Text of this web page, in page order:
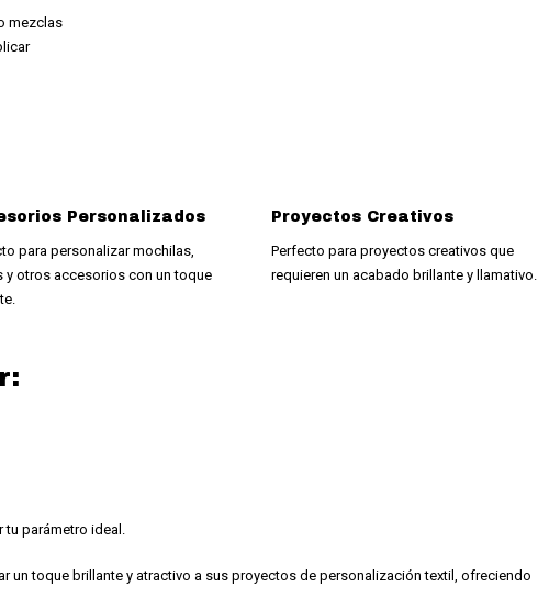
mezclas
Personalizados
para personalizar mochilas,
y otros accesorios con un toque
Proyectos Creativos
Perfecto para proyectos creativos que
requieren un acabado brillante y llamativo.
parámetro ideal.
un toque brillante y atractivo a sus proyectos de personalización textil, ofreciendo